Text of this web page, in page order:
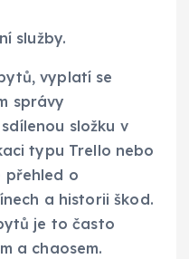
služby.
vyplatí se
správy
složku v
typu Trello nebo
přehled o
a historii škod.
je to často
a chaosem.